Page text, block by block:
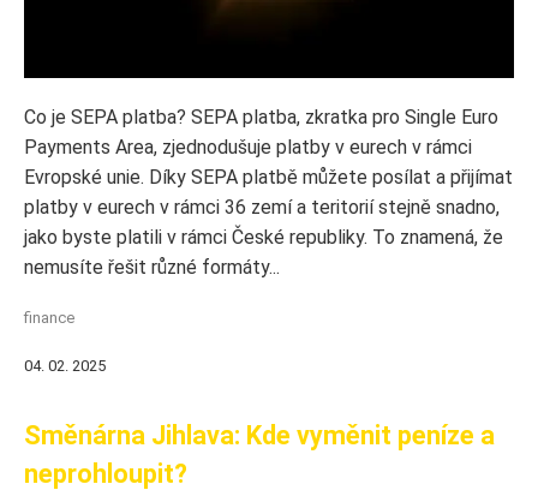
Co je SEPA platba? SEPA platba, zkratka pro Single Euro
Payments Area, zjednodušuje platby v eurech v rámci
Evropské unie. Díky SEPA platbě můžete posílat a přijímat
platby v eurech v rámci 36 zemí a teritorií stejně snadno,
jako byste platili v rámci České republiky. To znamená, že
nemusíte řešit různé formáty...
finance
04. 02. 2025
Směnárna Jihlava: Kde vyměnit peníze a
neprohloupit?